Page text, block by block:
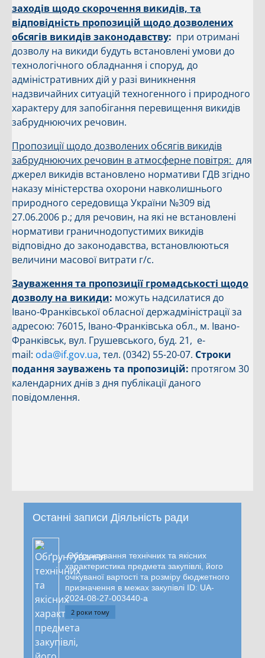
заходів щодо скорочення викидів, та
відповідність пропозицій щодо дозволених
обсягів викидів законодавству: при отримані
дозволу на викиди будуть встановлені умови до
технологічного обладнання і споруд, до
адміністративних дій у разі виникнення
надзвичайних ситуацій техногенного і природного
характеру для запобігання перевищення викидів
забруднюючих речовин.
Пропозиції щодо дозволених обсягів викидів
забруднюючих речовин в атмосферне повітря: для
джерел викидів встановлено нормативи ГДВ згідно
наказу міністерства охорони навколишнього
природного середовища України №309 від
27.06.2006 р.; для речовин, на які не встановлені
нормативи граничнодопустимих викидів
відповідно до законодавства, встановлюються
величини масової витрати г/с.
Зауваження та пропозиції громадськості щодо
дозволу на викиди: можуть надсилатися до
Івано-Франківської обласної держадміністрації за
адресою: 76015, Івано-Франківська обл., м. Івано-
Франківськ, вул. Грушевського, буд. 21, e-
mail: oda@if.gov.ua, тел. (0342) 55-20-07. Строки
подання зауважень та пропозицій: протягом 30
календарних днів з дня публікації даного
повідомлення.
Останні записи Діяльність ради
Обґрунтування технічних та якісних
характеристика предмета закупівлі, його
очікуваної вартості та розміру бюджетного
призначення в межах закупівлі ID: UA-
2024-08-27-003440-a
2 роки тому